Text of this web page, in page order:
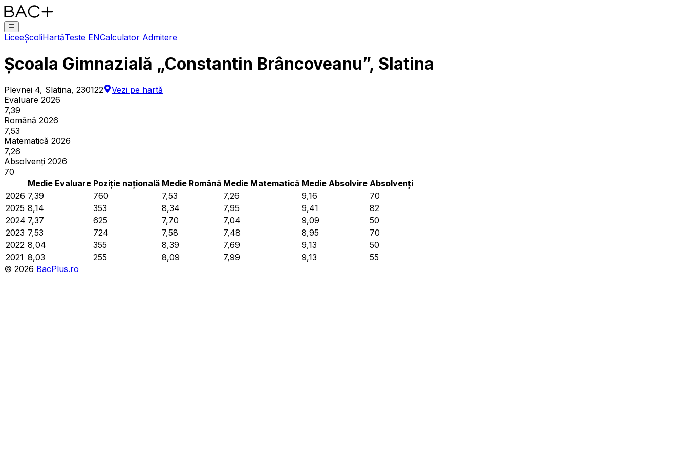
LiceeȘcoliHartăTeste ENCalculator Admitere
Școala Gimnazială „Constantin Brâncoveanu”, Slatina
Plevnei 4, Slatina, 230122
Vezi pe hartă
Evaluare 2026
7,39
Română 2026
7,53
Matematică 2026
7,26
Absolvenți 2026
70
Medie Evaluare Poziție națională Medie Română Medie Matematică Medie Absolvire Absolvenți
2026 7,39 760 7,53 7,26 9,16
70
2025 8,14 353 8,34 7,95 9,41
82
2024 7,37 625 7,70 7,04 9,09
50
2023 7,53 724 7,58 7,48 8,95
70
2022 8,04 355 8,39 7,69 9,13
50
2021 8,03 255 8,09 7,99 9,13
55
© 2026 BacPlus.ro